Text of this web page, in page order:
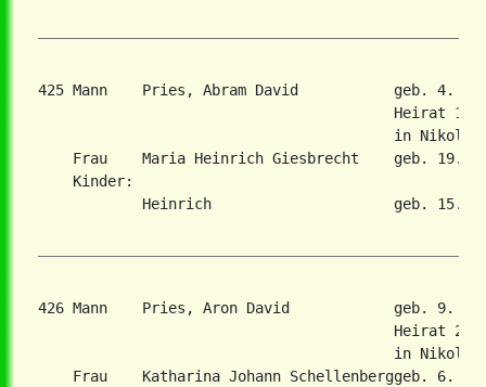
425 Mann    Pries, Abram David           geb. 4.
Heirat 10.
in
Frau    Maria Heinrich Giesbrecht    geb. 19.
    Kinder:
Heinrich                     geb. 15.
426 Mann    Pries, Aron David            geb. 9.
Heirat 27.
in
Frau    Katharina Johann Schellenberggeb. 6.